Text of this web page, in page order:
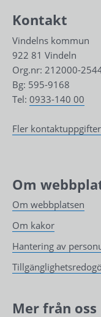
Kontakt
Vindelns kommun
922 81 Vindeln
Org.nr: 212000-
Bg: 595-9168
Tel: 0933-140 00
Fler kontaktuppgifter
Om
Om webbplatsen
Om kakor
Hantering av
Mer från oss